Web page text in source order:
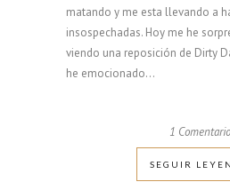
matando y me esta llevando a
insospechadas. Hoy me he
viendo una reposición de Dirty
he emocionado...
1 Comentario
SEGUIR